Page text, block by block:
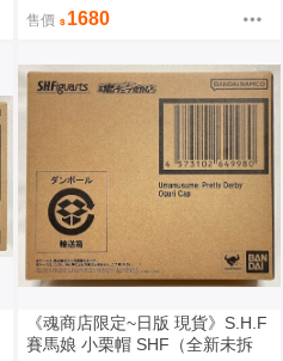
售價 1680
《魂商店限定~日版 現貨》S.H.F
賽馬娘 小栗帽 SHF（全新未拆